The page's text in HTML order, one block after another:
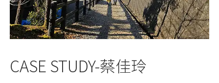
CASE STUDY-蔡佳玲